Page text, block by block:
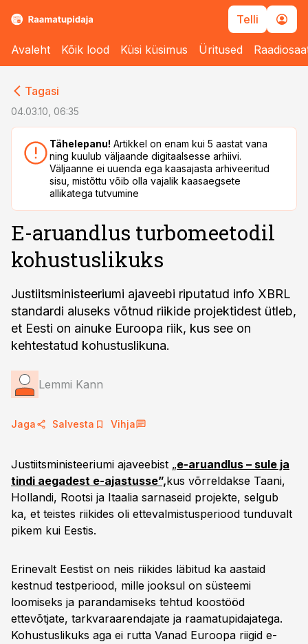
Telli
Avaleht Kõik lood Küsi küsimus Üritused
Tagasi
04.03.10, 06:35
Tähelepanu! Artikkel on enam kui 5 aastat vana
ning kuulub väljaande digitaalsesse arhiivi.
Väljaanne ei uuenda ega kaasajasta arhiveeritud
sisu, mistõttu võib olla vajalik kaasaegsete
allikatega tutvumine
E-aruandlus turbomeetodil
kohustuslikuks
Justiitsministeeriumi ajaveebi riputatud info XBRL
standardi aluseks võtnud riikide projektidest ütleb,
et Eesti on ainuke Euroopa riik, kus see on
kehtestatud kohustuslikuna.
Lemmi Kann
Jaga Salvesta Vihja
Justiitsministeeriumi ajaveebist „e-aruandlus – sule ja
tindi aegadest e-ajastusse”,kus võrreldakse Taani,
Hollandi, Rootsi ja Itaalia sarnaseid projekte, selgub
ka, et teistes riikides oli ettevalmistusperiood tunduvalt
pikem kui Eestis.
Erinevalt Eestist on neis riikides läbitud ka aastaid
kestnud testperiood, mille jooksul on süsteemi
loomiseks ja parandamiseks tehtud koostööd
ettevõtjate, tarkvaraarendajate ja raamatupidajatega.
Kohustuslikuks aga ei rutta Vanad Euroopa riigid e-